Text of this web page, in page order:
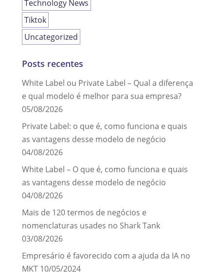
Technology News
Tiktok
Uncategorized
Posts recentes
White Label ou Private Label – Qual a diferença
e qual modelo é melhor para sua empresa?
05/08/2026
Private Label: o que é, como funciona e quais
as vantagens desse modelo de negócio
04/08/2026
White Label – O que é, como funciona e quais
as vantagens desse modelo de negócio
04/08/2026
Mais de 120 termos de negócios e
nomenclaturas usades no Shark Tank
03/08/2026
Empresário é favorecido com a ajuda da IA no
MKT 10/05/2024